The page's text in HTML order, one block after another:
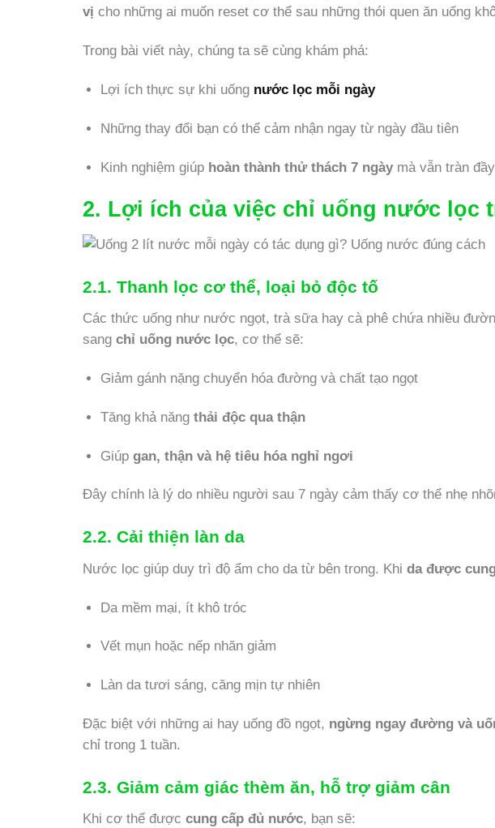
vị cho những ai muốn reset cơ thể sau những thói quen ăn uống
Trong bài viết này, chúng ta sẽ cùng khám phá:
Lợi ích thực sự khi uống nước lọc mỗi ngày
Những thay đổi bạn có thể cảm nhận ngay từ ngày đầu tiên
Kinh nghiệm giúp hoàn thành thử thách 7 ngàymà vẫn tràn
2. Lợi ích của việc chỉ uống nước lọc
2.1. Thanh lọc cơ thể, loại bỏ độc tố
Các thức uống như nước ngọt, trà sữa hay cà phê chứa nhiều
sang chỉ uống nước lọc, cơ thể sẽ:
Giảm gánh nặng chuyển hóa đường và chất tạo ngọt
Tăng khả năng thải độc qua thận
Giúp gan, thận và hệ tiêu hóa nghỉ ngơi
Đây chính là lý do nhiều người sau 7 ngày cảm thấy cơ thể nhẹ
2.2. Cải thiện làn da
Nước lọc giúp duy trì độ ẩm cho da từ bên trong. Khi da được
Da mềm mại, ít khô tróc
Vết mụn hoặc nếp nhăn giảm
Làn da tươi sáng, căng mịn tự nhiên
Đặc biệt với những ai hay uống đồ ngọt, ngừng ngay đường và
chỉ trong 1 tuần.
2.3. Giảm cảm giác thèm ăn, hỗ trợ giảm cân
Khi cơ thể được cung cấp đủ nước, bạn sẽ: